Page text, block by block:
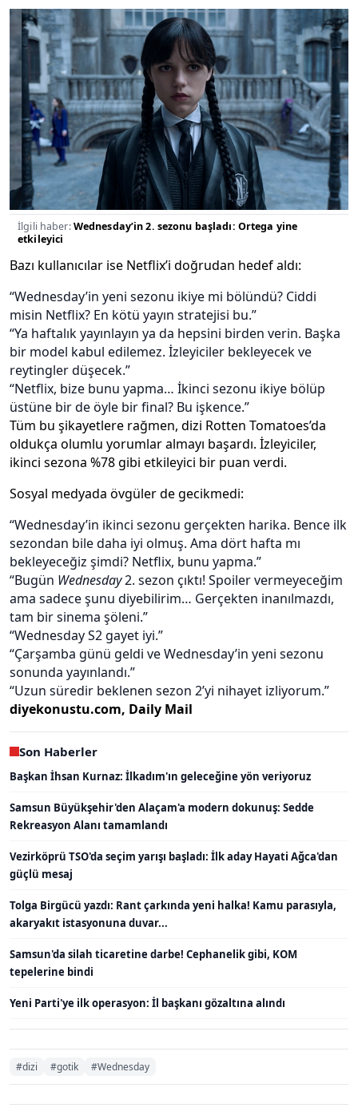
İlgili haber:Wednesday’in 2. sezonu başladı: Ortega yine
etkileyici
Bazı kullanıcılar ise Netflix’i doğrudan hedef aldı:
“Wednesday’in yeni sezonu ikiye mi bölündü? Ciddi
misin Netflix? En kötü yayın stratejisi bu.”
“Ya haftalık yayınlayın ya da hepsini birden verin. Başka
bir model kabul edilemez. İzleyiciler bekleyecek ve
reytingler düşecek.”
“Netflix, bize bunu yapma… İkinci sezonu ikiye bölüp
üstüne bir de öyle bir final? Bu işkence.”
Tüm bu şikayetlere rağmen, dizi Rotten Tomatoes’da
oldukça olumlu yorumlar almayı başardı. İzleyiciler,
ikinci sezona %78 gibi etkileyici bir puan verdi.
Sosyal medyada övgüler de gecikmedi:
“Wednesday’in ikinci sezonu gerçekten harika. Bence ilk
sezondan bile daha iyi olmuş. Ama dört hafta mı
bekleyeceğiz şimdi? Netflix, bunu yapma.”
“Bugün Wednesday2. sezon çıktı! Spoiler vermeyeceğim
ama sadece şunu diyebilirim… Gerçekten inanılmazdı,
tam bir sinema şöleni.”
“Wednesday S2 gayet iyi.”
“Çarşamba günü geldi ve Wednesday’in yeni sezonu
sonunda yayınlandı.”
“Uzun süredir beklenen sezon 2’yi nihayet izliyorum.”
diyekonustu.com, Daily Mail
Son Haberler
Başkan İhsan Kurnaz: İlkadım'ın geleceğine yön veriyoruz
Samsun Büyükşehir'den Alaçam'a modern dokunuş: Sedde
Rekreasyon Alanı tamamlandı
Vezirköprü TSO'da seçim yarışı başladı: İlk aday Hayati Ağca'dan
güçlü mesaj
Tolga Birgücü yazdı: Rant çarkında yeni halka! Kamu parasıyla,
akaryakıt istasyonuna duvar...
Samsun'da silah ticaretine darbe! Cephanelik gibi, KOM
tepelerine bindi
Yeni Parti'ye ilk operasyon: İl başkanı gözaltına alındı
#dizi #gotik #Wednesday